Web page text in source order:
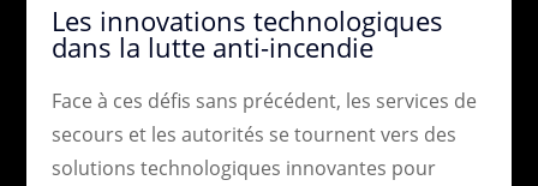
Les innovations technologiques
dans la lutte anti-incendie
Face à ces défis sans précédent, les services de
secours et les autorités se tournent vers des
solutions technologiques innovantes pour